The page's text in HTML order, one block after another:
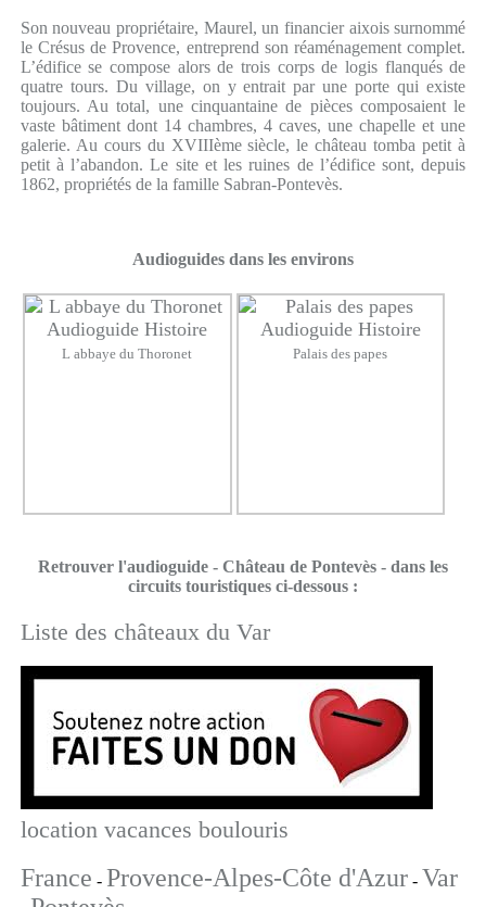
Son nouveau propriétaire, Maurel, un financier aixois surnommé
le Crésus de Provence, entreprend son réaménagement complet.
L’édifice se compose alors de trois corps de logis flanqués de
quatre tours. Du village, on y entrait par une porte qui existe
toujours. Au total, une cinquantaine de pièces composaient le
vaste bâtiment dont 14 chambres, 4 caves, une chapelle et une
galerie. Au cours du XVIIIème siècle, le château tomba petit à
petit à l’abandon. Le site et les ruines de l’édifice sont, depuis
1862, propriétés de la famille Sabran-Pontevès.
Audioguides dans les environs
L abbaye du Thoronet Palais des papes
Retrouver l'audioguide - Château de Pontevès - dans les
circuits touristiques ci-dessous :
Liste des châteaux du Var
location vacances boulouris
France - Provence-Alpes-Côte d'Azur- Var